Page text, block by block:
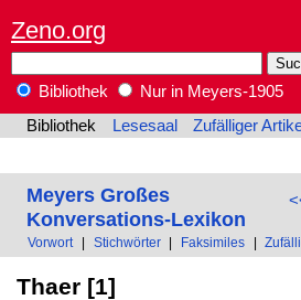
Zeno.org
Bibliothek
Nur in Meyers-1905
Bibliothek
Lesesaal Zufälliger
Meyers Großes
Konversations-Lexikon
Vorwort Stichwörter Faksimiles
Thaer [1]